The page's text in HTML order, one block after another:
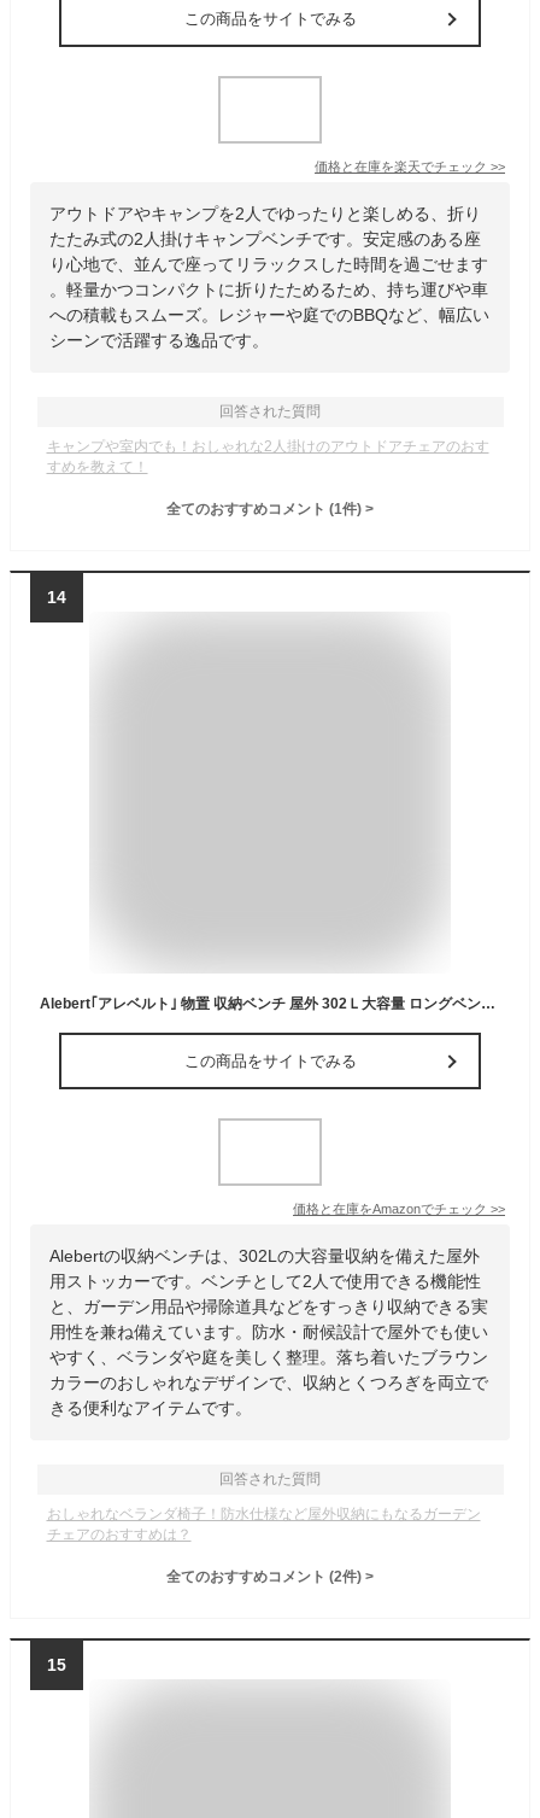
この商品をサイトでみる
価格と在庫を楽天でチェック >>
アウトドアやキャンプを2人でゆったりと楽しめる、折り
たたみ式の2人掛けキャンプベンチです。安定感のある座
り心地で、並んで座ってリラックスした時間を過ごせます
。軽量かつコンパクトに折りたためるため、持ち運びや車
への積載もスムーズ。レジャーや庭でのBBQなど、幅広い
シーンで活躍する逸品です。
回答された質問
キャンプや室内でも！おしゃれな2人掛けのアウトドアチェアのおす
すめを教えて！
全てのおすすめコメント (1件) >
14
Alebert｢アレベルト｣ 物置 収納ベンチ 屋外 302Ｌ大容量 ロングベンチ 2人用 ストッカー 屋外収納 ガーデン収納 ベンチ コンテナ 防水 耐候 ベランダ/ガーデン/庭/ベランダ 収納 大容量 おしゃれ (ブラウン, 容量302L)
この商品をサイトでみる
価格と在庫をAmazonでチェック >>
Alebertの収納ベンチは、302Lの大容量収納を備えた屋外
用ストッカーです。ベンチとして2人で使用できる機能性
と、ガーデン用品や掃除道具などをすっきり収納できる実
用性を兼ね備えています。防水・耐候設計で屋外でも使い
やすく、ベランダや庭を美しく整理。落ち着いたブラウン
カラーのおしゃれなデザインで、収納とくつろぎを両立で
きる便利なアイテムです。
回答された質問
おしゃれなベランダ椅子！防水仕様など屋外収納にもなるガーデン
チェアのおすすめは？
全てのおすすめコメント (2件) >
15